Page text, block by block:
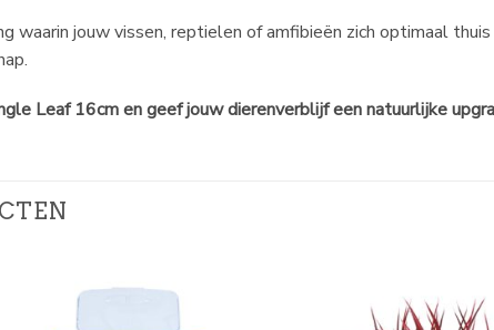
waarin jouw vissen, reptielen of amfibieën zich optimaal
Leaf 16cm en geef jouw dierenverblijf een natuurlijke